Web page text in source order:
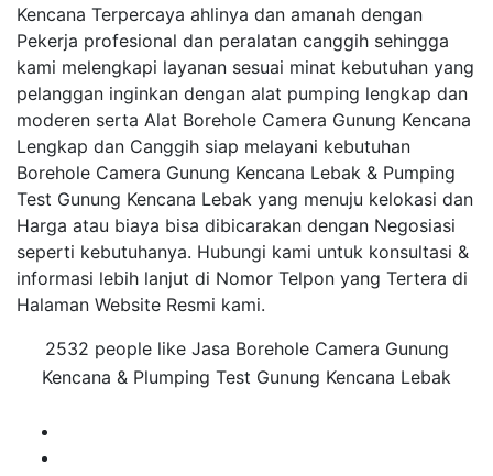
Kencana Terpercaya ahlinya dan amanah dengan
Pekerja profesional dan peralatan canggih sehingga
kami melengkapi layanan sesuai minat kebutuhan yang
pelanggan inginkan dengan alat pumping lengkap dan
moderen serta Alat Borehole Camera Gunung Kencana
Lengkap dan Canggih siap melayani kebutuhan
Borehole Camera Gunung Kencana Lebak & Pumping
Test Gunung Kencana Lebak yang menuju kelokasi dan
Harga atau biaya bisa dibicarakan dengan Negosiasi
seperti kebutuhanya. Hubungi kami untuk konsultasi &
informasi lebih lanjut di Nomor Telpon yang Tertera di
Halaman Website Resmi kami.
2532 people like Jasa Borehole Camera Gunung
Kencana & Plumping Test Gunung Kencana Lebak